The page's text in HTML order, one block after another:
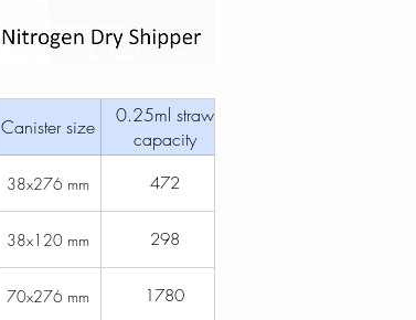
Canister size
0.25ml straw
capacity
38x276 mm 472
38x120 mm 298
70x276 mm 1780